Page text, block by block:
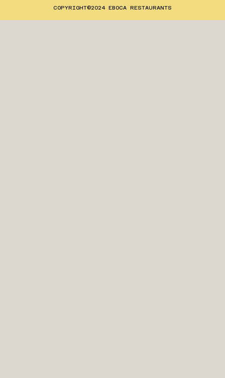
EN CA
COPYRIGHT©2024 EBOCA RESTAURANTS